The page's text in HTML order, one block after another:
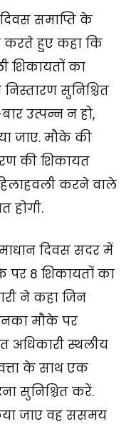
समाप्ति के
करते हुए कहा कि
शिकायतों का
सुनिश्चित
उत्पन्न न हो,
जाए. मौके की
की शिकायत
करने वाले
होगी.
दिवस सदर में
पर 8 शिकायतों का
ने कहा जिन
मौके पर
अधिकारी स्थलीय
के साथ एक
सुनिश्चित करें.
जाए वह ससमय